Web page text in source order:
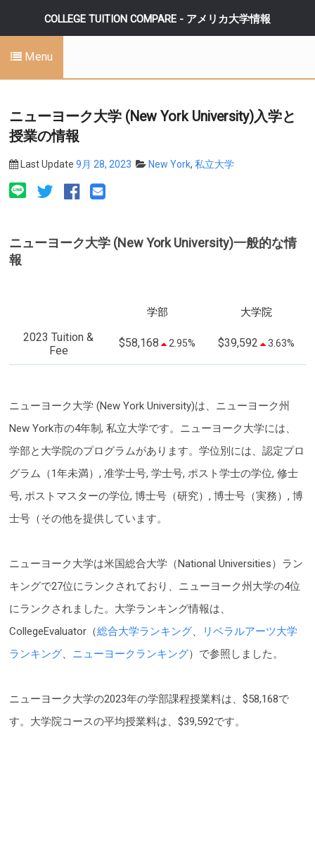
COLLEGE TUITION COMPARE - アメリカ大学情報
Menu
ニューヨーク大学 (New York University)入学と
授業の情報
Last Update 9月 28, 2023 New York, 私立大学
ニューヨーク大学 (New York University)一般的な情
報
学部 大学院
2023 Tuition &
Fee
$58,168 2.95% $39,592 3.63%
ニューヨーク大学 (New York University)は、ニューヨーク州
New York市の4年制, 私立大学です。ニューヨーク大学には、
学部と大学院のプログラムがあります。学位別には、認定プロ
グラム（1年未満）, 准学士号, 学士号, ポスト学士の学位, 修士
号, ポストマスターの学位, 博士号（研究）, 博士号（実務）, 博
士号（その他を提供しています。
ニューヨーク大学は米国総合大学（National Universities）ラン
キングで27位にランクされており、ニューヨーク州大学の4位
にランクされました。大学ランキング情報は、
CollegeEvaluator（総合大学ランキング、
リベラルアーツ大学
ランキング、 ニューヨークランキング）で参照しました。
ニューヨーク大学の2023年の学部課程授業料は、$58,168で
す。大学院コースの平均授業料は、$39,592です。